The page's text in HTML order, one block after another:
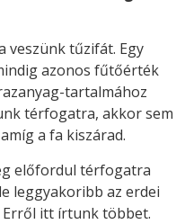
veszünk tűzifát. Egy
azonos fűtőérték
tartalmához
térfogatra, akkor sem
a fa kiszárad.
előfordul térfogatra
leggyakoribb az erdei
Erről itt írtunk többet.